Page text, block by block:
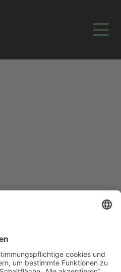
|Impressum| Datenschutz